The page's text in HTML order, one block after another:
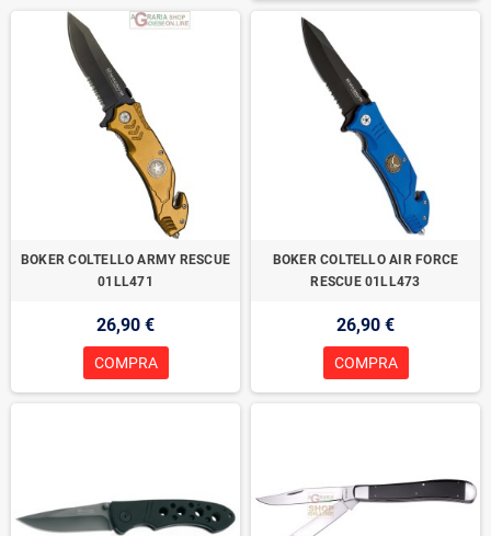
BOKER COLTELLO ARMY RESCUE
01LL471
26,90 €
COMPRA
BOKER COLTELLO AIR FORCE
RESCUE 01LL473
26,90 €
COMPRA